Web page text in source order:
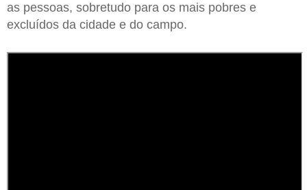
as pessoas, sobretudo para os mais pobres e
excluídos da cidade e do campo.